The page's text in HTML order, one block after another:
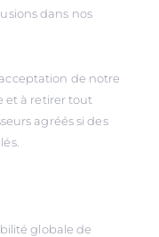
dans nos
de notre
et à retirer tout
agréés si des
globale de